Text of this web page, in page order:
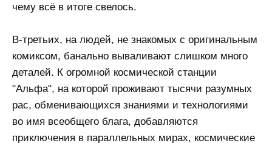
чему всё в итоге свелось.
В-третьих, на людей, не знакомых с оригинальным
комиксом, банально вываливают слишком много
деталей. К огромной космической станции
"Альфа", на которой проживают тысячи разумных
рас, обменивающихся знаниями и технологиями
во имя всеобщего блага, добавляются
приключения в параллельных мирах, космические